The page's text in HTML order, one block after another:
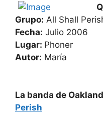
Grupo: All Shall
Fecha: Julio 2006
Lugar: Phoner
Autor: María
La banda de
Perish